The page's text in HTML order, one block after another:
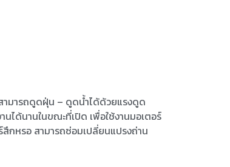
ามารถดูดฝุ่น – ดูดน้ำได้ด้วยแรงดูด
ได้นานในขณะที่เปิด เพื่อใช้งานมอเตอร์
สึกหรอ สามารถซ่อมเปลี่ยนแปรงถ่าน